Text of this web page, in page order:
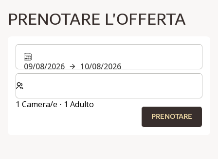
PRENOTARE L'OFFERTA
09/08/2026
10/08/2026
Selezionare il numero di camere e di ospiti per il
1 Camera/e ⋅ 1 Adulto
PRENOTARE